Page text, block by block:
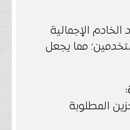
الإجمالية
مما يجعل
المطلوبة